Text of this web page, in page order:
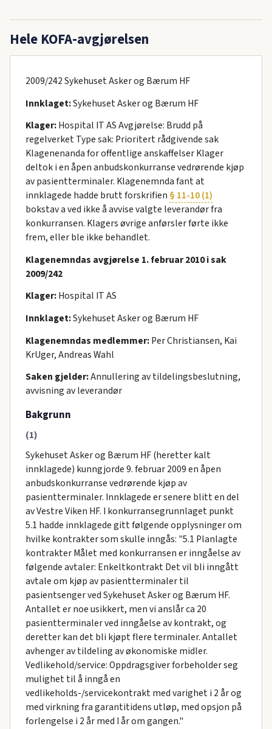
Hele KOFA-avgjørelsen
2009/242 Sykehuset Asker og Bærum HF
Innklaget:Sykehuset Asker og Bærum HF
Klager:Hospital IT AS Avgjørelse: Brudd på
regelverket Type sak: Prioritert rådgivende sak
Klagenenanda for offentlige anskaffelser Klager
deltok i en åpen anbudskonkurranse vedrørende kjøp
av pasientterminaler. Klagenemnda fant at
innklagede hadde brutt forskrifien § 11-10 (1)
bokstav a ved ikke å avvise valgte leverandør fra
konkurransen. Klagers øvrige anførsler førte ikke
frem, eller ble ikke behandlet.
Klagenemndas avgjørelse 1. februar 2010 i sak
2009/242
Klager:Hospital IT AS
Innklaget:Sykehuset Asker og Bærum HF
Klagenemndas medlemmer:Per Christiansen, Kai
KrUger, Andreas Wahl
Saken gjelder:Annullering av tildelingsbeslutning,
avvisning av leverandør
Bakgrunn
(1)
Sykehuset Asker og Bærum HF (heretter kalt
innklagede) kunngjorde 9. februar 2009 en åpen
anbudskonkurranse vedrørende kjøp av
pasientterminaler. InnkIagede er senere blitt en del
av Vestre Viken HF. I konkurransegrunnlaget punkt
5.1 hadde innklagede gitt følgende opplysninger om
hvilke kontrakter som skulle inngås: "5.1 Planlagte
kontrakter Målet med konkurransen er inngåelse av
følgende avtaler: Enkeltkontrakt Det vil bli inngått
avtale om kjøp av pasientterminaler til
pasientsenger ved Sykehuset Asker og Bærum HF.
Antallet er noe usikkert, men vi anslår ca 20
pasientterminaler ved inngåelse av kontrakt, og
deretter kan det bli kjøpt flere terminaler. Antallet
avhenger av tildeling av økonomiske midler.
Vedlikehold/service: Oppdragsgiver forbeholder seg
mulighet til å inngå en
vedlikeholds-/servicekontrakt med varighet i 2 år og
med virkning fra garantitidens utløp, med opsjon på
forlengelse i 2 år med I år om gangen."